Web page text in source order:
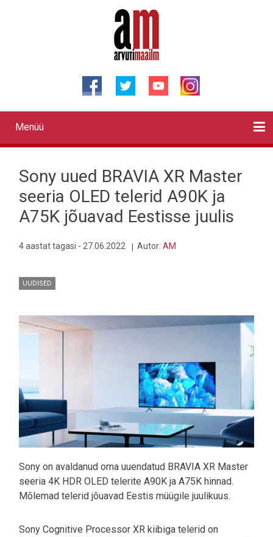
Primary
links
Menüü
Sony uued BRAVIA XR Master
seeria OLED telerid A90K ja
A75K jõuavad Eestisse juulis
4 aastat tagasi - 27.06.2022 Autor: AM
UUDISED
Pilt
Sony on avaldanud oma uuendatud BRAVIA XR Master
seeria 4K HDR OLED telerite A90K ja A75K hinnad.
Mõlemad telerid jõuavad Eestis müügile juulikuus.
Sony Cognitive Processor XR kiibiga telerid on